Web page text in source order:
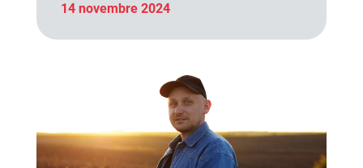
14 novembre 2024